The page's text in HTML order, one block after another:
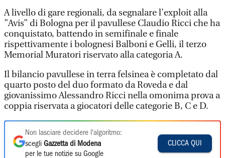
A livello di gare regionali, da segnalare l’exploit alla
”Avis” di Bologna per il pavullese Claudio Ricci che ha
conquistato, battendo in semifinale e finale
rispettivamente i bolognesi Balboni e Gelli, il terzo
Memorial Muratori riservato alla categoria A.
Il bilancio pavullese in terra felsinea è completato dal
quarto posto del duo formato da Roveda e dal
giovanissimo Alessandro Ricci nella omonima prova a
coppia riservata a giocatori delle categorie B, C e D.
Non lasciare decidere l'algoritmo:
scegli Gazzetta di Modena
per le tue notizie su Google
CLICCA QUI